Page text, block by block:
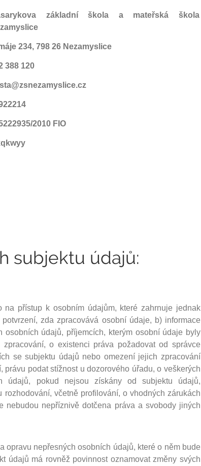
základní škola a mateřská škola
234, 798 26 Nezamyslice
388 120
2010 FIO
subjektu údajů:
přístup k osobním údajům, které zahrnuje jednak
zda zpracovává osobní údaje, b) informace
osobních údajů, příjemcích, kterým osobní údaje byly
o existenci práva požadovat od správce
se subjektu údajů nebo omezení jejich zpracování
právu podat stížnost u dozorového úřadu, o veškerých
údajů, pokud nejsou získány od subjektu údajů,
včetně profilování, o vhodných zárukách
nepříznivě dotčena práva a svobody jiných
opravu nepřesných osobních údajů, které o něm bude
údajů má rovněž povinnost oznamovat změny svých